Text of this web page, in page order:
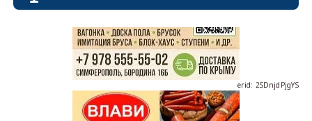
erid: 2SDnjdPjgYS